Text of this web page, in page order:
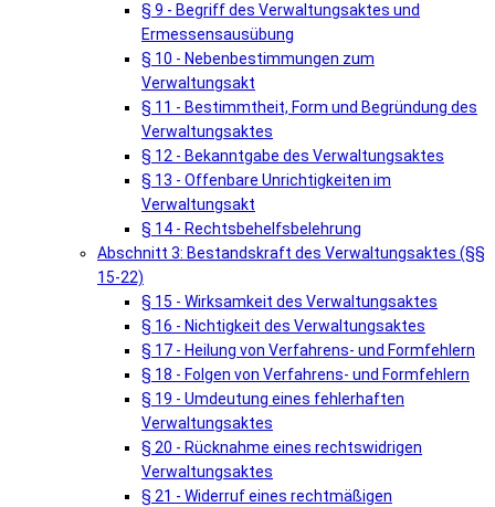
§ 9 - Begriff des Verwaltungsaktes und
Ermessensausübung
§ 10 - Nebenbestimmungen zum
Verwaltungsakt
§ 11 - Bestimmtheit, Form und Begründung des
Verwaltungsaktes
§ 12 - Bekanntgabe des Verwaltungsaktes
§ 13 - Offenbare Unrichtigkeiten im
Verwaltungsakt
§ 14 - Rechtsbehelfsbelehrung
Abschnitt 3: Bestandskraft des Verwaltungsaktes (§§
15-22)
§ 15 - Wirksamkeit des Verwaltungsaktes
§ 16 - Nichtigkeit des Verwaltungsaktes
§ 17 - Heilung von Verfahrens- und Formfehlern
§ 18 - Folgen von Verfahrens- und Formfehlern
§ 19 - Umdeutung eines fehlerhaften
Verwaltungsaktes
§ 20 - Rücknahme eines rechtswidrigen
Verwaltungsaktes
§ 21 - Widerruf eines rechtmäßigen